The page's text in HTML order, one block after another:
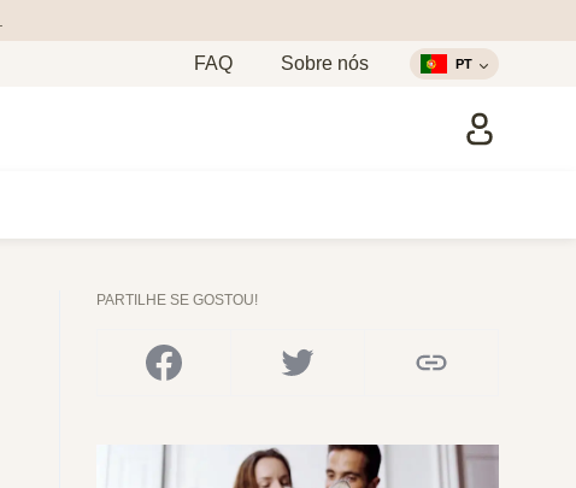
FAQ Sobre nós PT
PARTILHE SE GOSTOU!